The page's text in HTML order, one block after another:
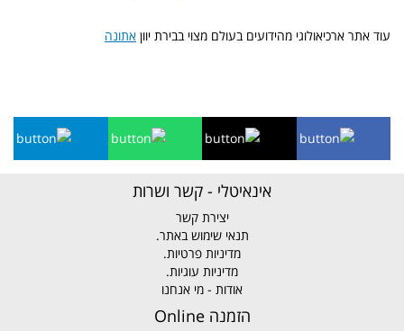
עוד אתר ארכיאולוגי מהידועים בעולם מצוי בבירת יוון אתונה
אינאיטלי - קשר ושרות
יצירת קשר
תנאי שימוש באתר.
מדיניות פרטיות.
מדיניות עוגיות.
אודות - מי אנחנו
הזמנה Online